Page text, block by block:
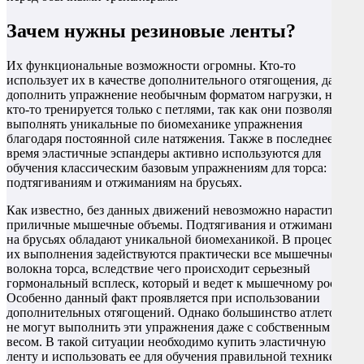
Зачем нужны резиновые ленты?
Их функциональные возможности огромны. Кто-то
использует их в качестве дополнительного отягощения, дабы
дополнить упражнение необычным форматом нагрузки, ну а
кто-то тренируется только с петлями, так как они позволяют
выполнять уникальные по биомеханике упражнения
благодаря постоянной силе натяжения. Также в последнее
время эластичные эспандеры активно используются для
обучения классическим базовым упражнениям для торса:
подтягиваниям и отжиманиям на брусьях.
Как известно, без данных движений невозможно нарастить
приличные мышечные объемы. Подтягивания и отжимания
на брусьях обладают уникальной биомеханикой. В процессе
их выполнения задействуются практически все мышечные
волокна торса, вследствие чего происходит серьезный
гормональный всплеск, который и ведет к мышечному росту.
Особенно данный факт проявляется при использовании
дополнительных отягощений. Однако большинство атлетов
не могут выполнить эти упражнения даже с собственным
весом. В такой ситуации необходимо купить эластичную
ленту и использовать ее для обучения правильной технике.